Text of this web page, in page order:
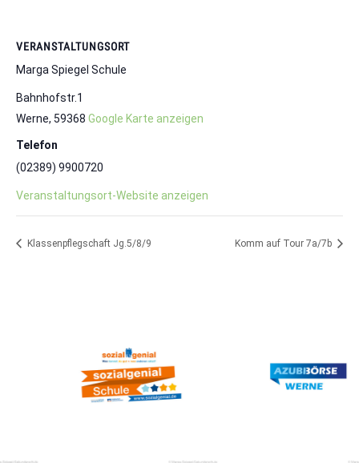
VERANSTALTUNGSORT
Marga Spiegel Schule
Bahnhofstr.1
Werne, 59368 Google Karte anzeigen
Telefon
(02389) 9900720
Veranstaltungsort-Website anzeigen
Klassenpflegschaft Jg.5/8/9 Komm auf Tour 7a/7b